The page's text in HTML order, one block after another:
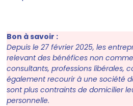
Bon à savoir :
Depuis le 27 février 2025, les
relevant des bénéfices non
consultants, professions libérales,
également recourir à une société
sont plus contraints de domicilier
personnelle.